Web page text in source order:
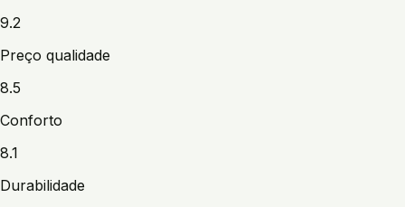
9.2
Preço qualidade
8.5
Conforto
8.1
Durabilidade